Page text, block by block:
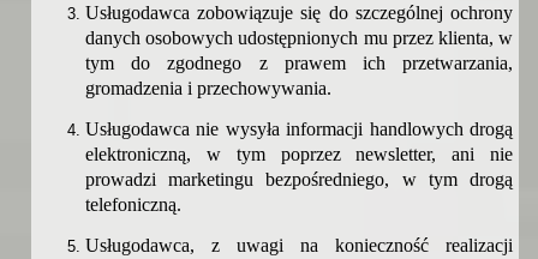
Usługodawca zobowiązuje się do szczególnej ochrony
danych osobowych udostępnionych mu przez klienta, w
tym do zgodnego z prawem ich przetwarzania,
gromadzenia i przechowywania.
Usługodawca nie wysyła informacji handlowych drogą
elektroniczną, w tym poprzez newsletter, ani nie
prowadzi marketingu bezpośredniego, w tym drogą
telefoniczną.
Usługodawca, z uwagi na konieczność realizacji